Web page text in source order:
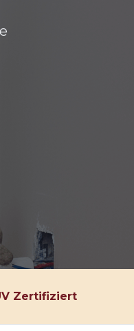
Zertifiziert